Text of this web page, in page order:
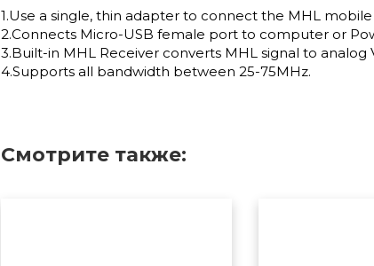
1.Use a single, thin adapter to connect the MHL mobile
2.Connects Micro-USB female port to computer or
3.Built-in MHL Receiver converts MHL signal to analog
4.Supports all bandwidth between 25-75MHz.
Смотрите также: